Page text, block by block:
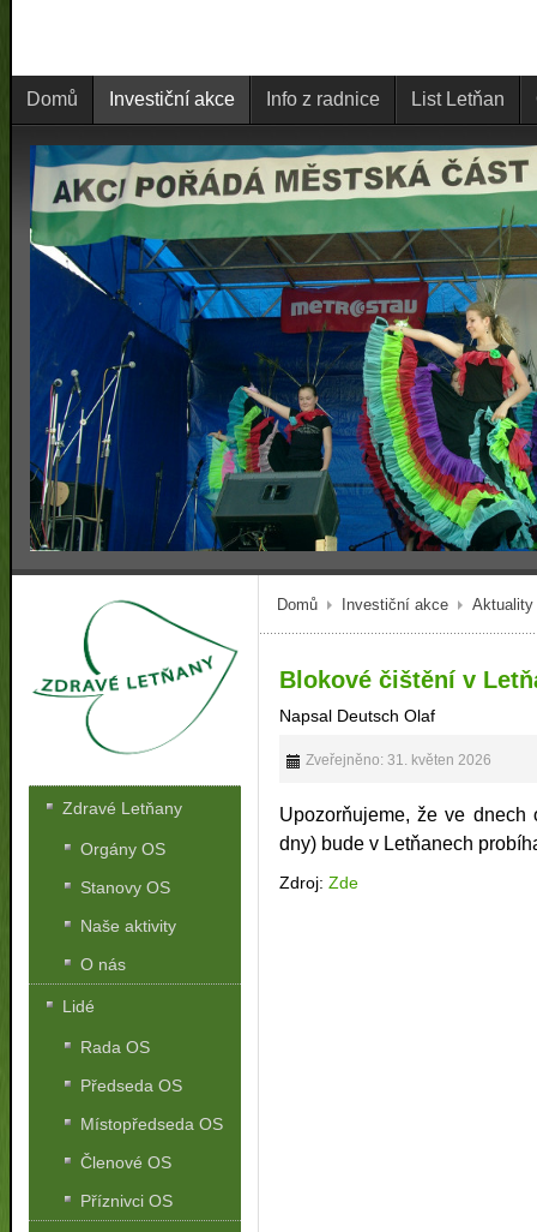
Domů Investiční akce Info z radnice List Letňan
Domů Investiční akce Aktuality
Blokové čištění v
Napsal Deutsch Olaf
Zveřejněno: 31. květen 2026
Upozorňujeme, že ve
dny) bude v Letňanech
Zdroj:Zde
Zdravé Letňany
Orgány OS
Stanovy OS
Naše aktivity
O nás
Lidé
Rada OS
Předseda OS
Místopředseda OS
Členové OS
Příznivci OS